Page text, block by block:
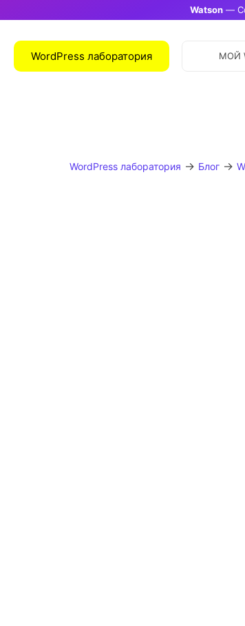
Watson —
WordPress лаборатория МОЙ
WordPress лаборатория → Блог→